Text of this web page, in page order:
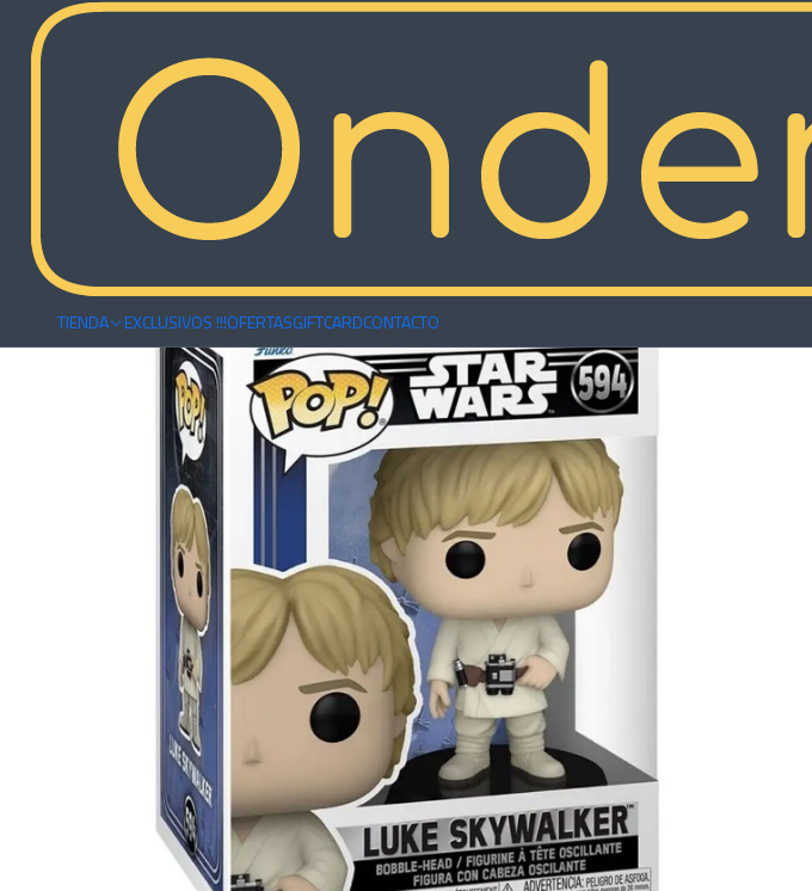
TIENDA EXCLUSIVOS !!!OFERTASGIFTCARDCONTACTO
Inicio